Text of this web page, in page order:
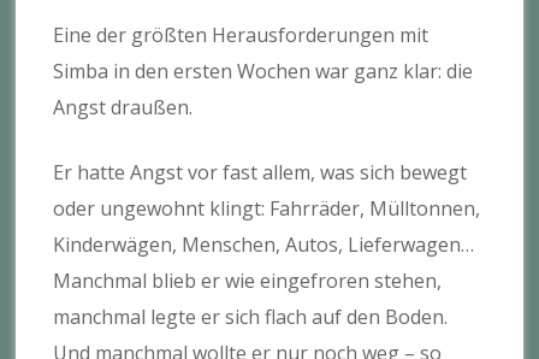
Eine der größten Herausforderungen mit
Simba in den ersten Wochen war ganz klar: die
Angst draußen.
Er hatte Angst vor fast allem, was sich bewegt
oder ungewohnt klingt: Fahrräder, Mülltonnen,
Kinderwägen, Menschen, Autos, Lieferwagen…
Manchmal blieb er wie eingefroren stehen,
manchmal legte er sich flach auf den Boden.
Und manchmal wollte er nur noch weg – so